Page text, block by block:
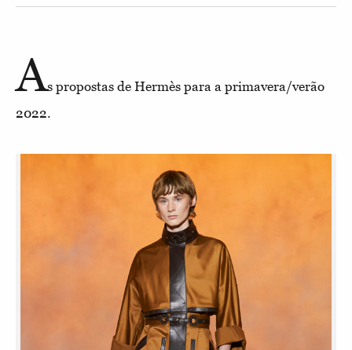
As propostas de Hermès para a primavera/verão
2022.